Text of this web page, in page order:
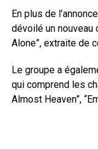
En plus de
dévoilé un nouveau
Alone”, extraite de
Le groupe a
qui comprend les
Almost Heaven”,